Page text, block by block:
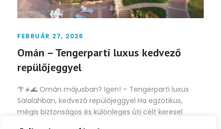
FEBRUÁR 27, 2026
Omán – Tengerparti luxus kedvező
repülőjeggyel
🌴☀️🌊 Omán májusban? Igen! – Tengerparti luxus
Salalahban, kedvező repülőjeggyel Ha egzotikus,
mégis biztonságos és különleges úti célt keresel